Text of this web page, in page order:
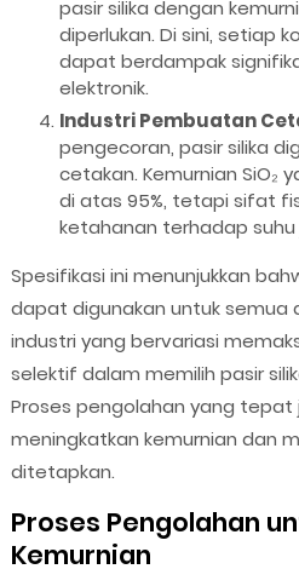
pasir silika dengan
diperlukan. Di sini, setiap
dapat berdampak
elektronik.
Industri Pembuatan
pengecoran, pasir silika
cetakan. Kemurnian SiO₂
di atas 95%, tetapi sifat
ketahanan terhadap
Spesifikasi ini menunjukkan
dapat digunakan untuk semua
industri yang bervariasi
selektif dalam memilih pasir
Proses pengolahan yang tepat
meningkatkan kemurnian dan
ditetapkan.
Proses Pengolahan
Kemurnian